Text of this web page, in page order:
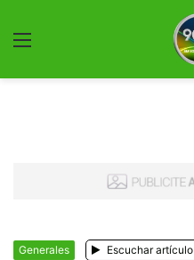
Generales Escuchar artículo